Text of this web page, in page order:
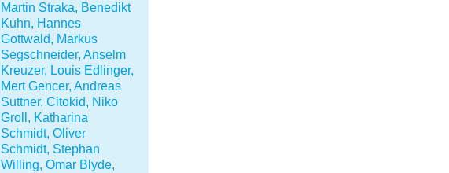
Martin Straka, Benedikt
Kuhn, Hannes
Gottwald, Markus
Segschneider, Anselm
Kreuzer, Louis Edlinger,
Mert Gencer, Andreas
Suttner, Citokid, Niko
Groll, Katharina
Schmidt, Oliver
Schmidt, Stephan
Willing, Omar Blyde,